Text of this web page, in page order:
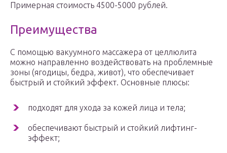
Примерная стоимость 4500-5000 рублей.
Преимущества
С помощью вакуумного массажера от целлюлита
можно направленно воздействовать на проблемные
зоны (ягодицы, бедра, живот), что обеспечивает
быстрый и стойкий эффект. Основные плюсы:
подходят для ухода за кожей лица и тела;
обеспечивают быстрый и стойкий лифтинг-
эффект;